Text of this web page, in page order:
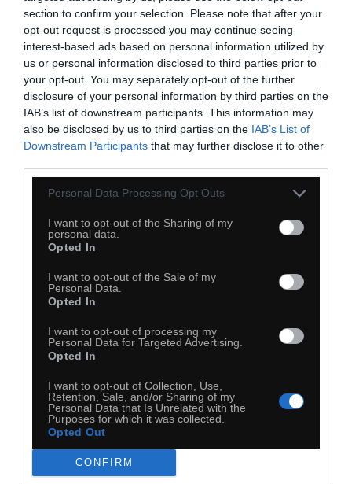
section to confirm your selection. Please note that after your
opt-out request is processed you may continue seeing
interest-based ads based on personal information utilized by
us or personal information disclosed to third parties prior to
your opt-out. You may separately opt-out of the further
disclosure of your personal information by third parties on the
IAB’s list of downstream participants. This information may
also be disclosed by us to third parties on the IAB’s List of
Downstream Participants that may further disclose it to other
Personal Data Processing Opt Outs
I want to opt-out of the Sharing of my
personal data.
Opted In
I want to opt-out of the Sale of my
Personal Data.
Opted In
I want to opt-out of processing my
Personal Data for Targeted Advertising.
Opted In
I want to opt-out of Collection, Use,
Retention, Sale, and/or Sharing of my
Personal Data that Is Unrelated with the
Purposes for which it was collected.
Opted Out
CONFIRM
Kopiuj link
Książulo